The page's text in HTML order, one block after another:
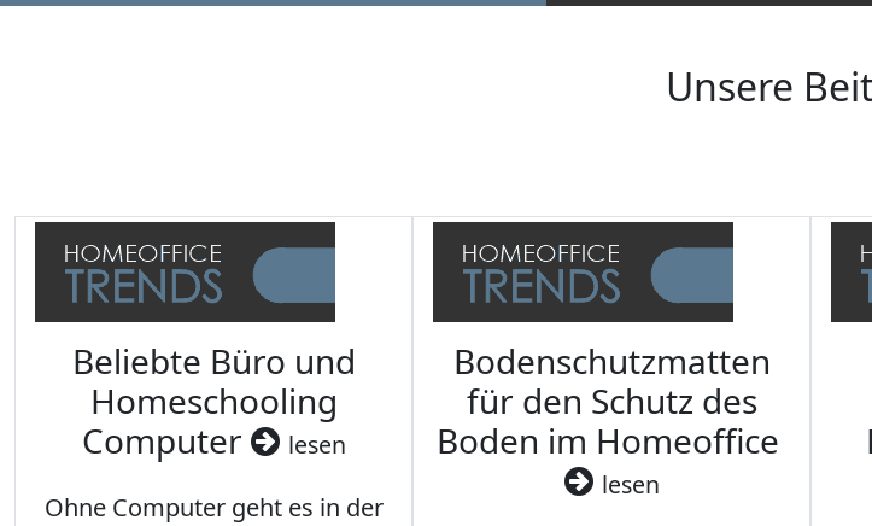
Unsere
Beliebte Büro und
Homeschooling
Computer
lesen
Ohne Computer geht es in der
Bodenschutzmatten
für den Schutz des
Boden im Homeoffice
lesen